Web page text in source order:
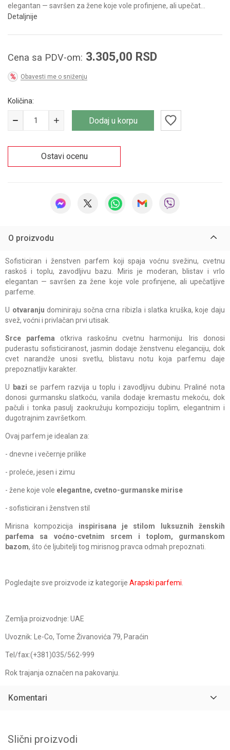
elegantan — savršen za žene koje vole profinjene, ali upečat
Detaljnije
Cena sa PDV-om: 3.305,00 RSD
Obavesti me o sniženju
Količina:
Dodaj u korpu
Ostavi ocenu
O proizvodu
Sofisticiran i ženstven parfem koji spaja voćnu svežinu, cvetnu
raskoš i toplu, zavodljivu bazu. Miris je moderan, blistav i vrlo
elegantan — savršen za žene koje vole profinjene, ali upečatljive
parfeme.
U otvaranju dominiraju sočna crna ribizla i slatka kruška, koje daju
svež, voćni i privlačan prvi utisak.
Srce parfema otkriva raskošnu cvetnu harmoniju. Iris donosi
puderastu sofisticiranost, jasmin dodaje ženstvenu eleganciju, dok
cvet narandže unosi svetlu, blistavu notu koja parfemu daje
prepoznatljiv karakter.
U bazi se parfem razvija u toplu i zavodljivu dubinu. Praliné nota
donosi gurmansku slatkoću, vanila dodaje kremastu mekoću, dok
pačuli i tonka pasulj zaokružuju kompoziciju toplim, elegantnim i
dugotrajnim završetkom.
Ovaj parfem je idealan za:
- dnevne i večernje prilike
- proleće, jesen i zimu
- žene koje vole elegantne, cvetno-gurmanske mirise
- sofisticiran i ženstven stil
Mirisna kompozicija inspirisana je stilom luksuznih ženskih
parfema sa voćno-cvetnim srcem i toplom, gurmanskom
bazom, što će ljubitelji tog mirisnog pravca odmah prepoznati.
Pogledajte sve proizvode iz kategorije Arapski parfemi.
Zemlja proizvodnje: UAE
Uvoznik: Le-Co, Tome Živanovića 79, Paraćin
Tel/fax:(+381)035/562-999
Rok trajanja označen na pakovanju.
Komentari
Slični proizvodi